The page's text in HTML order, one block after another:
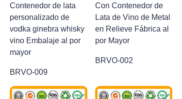
Contenedor de lata
personalizado de
vodka ginebra whisky
vino Embalaje al por
mayor
BRVO-009
Con Contenedor de
Lata de Vino de Metal
en Relieve Fábrica al
por Mayor
BRVO-002